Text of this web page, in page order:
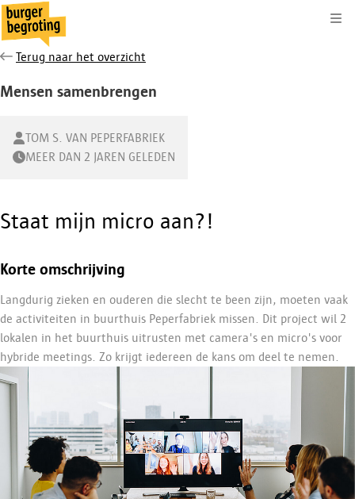
Terug naar het overzicht
Mensen samenbrengen
TOM S. VAN PEPERFABRIEK
MEER DAN 2 JAREN GELEDEN
Staat mijn micro aan?!
Korte omschrijving
Langdurig zieken en ouderen die slecht te been zijn, moeten vaak
de activiteiten in buurthuis Peperfabriek missen. Dit project wil 2
lokalen in het buurthuis uitrusten met camera's en micro's voor
hybride meetings. Zo krijgt iedereen de kans om deel te nemen.